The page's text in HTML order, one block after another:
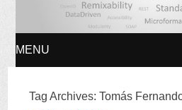
MENU
Tag Archives:Tomás